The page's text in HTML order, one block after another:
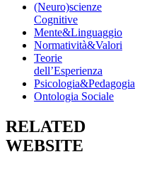
(Neuro)scienze
Cognitive
Mente&Linguaggio
Normatività&Valori
Teorie
dell’Esperienza
Psicologia&Pedagogia
Ontologia Sociale
RELATED
WEBSITE